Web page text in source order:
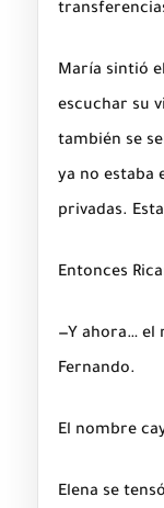
María sintió
escuchar su
también se
ya no estaba
privadas.
Entonces
—Y ahora… el
Fernando.
El nombre
Elena se